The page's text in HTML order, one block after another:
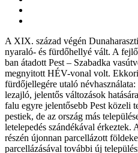
A XIX. század végén
nyaraló- és fürdőhellyé vált. A
ban átadott Pest – Szabadka
megnyitott HÉV-vonal volt.
fürdőjellegére utaló
lezajló, jelentős változások
falu egyre jelentősebb Pest közeli
pestiek, de az ország más
letelepedés szándékával érkeztek.
részén újonnan parcellázott
parcellázásával további új